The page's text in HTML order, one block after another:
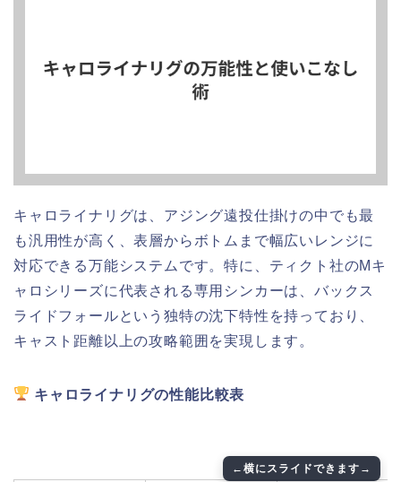
キャロライナリグは、アジング遠投仕掛けの中でも最
も汎用性が高く、表層からボトムまで幅広いレンジに
対応できる万能システムです。特に、ティクト社のMキ
ャロシリーズに代表される専用シンカーは、バックス
ライドフォールという独特の沈下特性を持っており、
キャスト距離以上の攻略範囲を実現します。
キャロライナリグの性能比較表